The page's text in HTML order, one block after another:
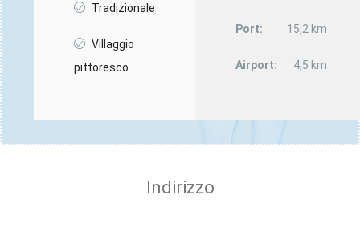
Tradizionale
Villaggio
pittoresco
Port: 15,2 km
Airport: 4,5 km
Indirizzo